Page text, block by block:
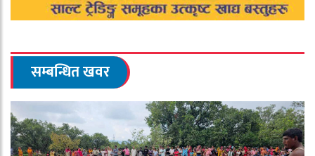
सम्बन्धित खवर